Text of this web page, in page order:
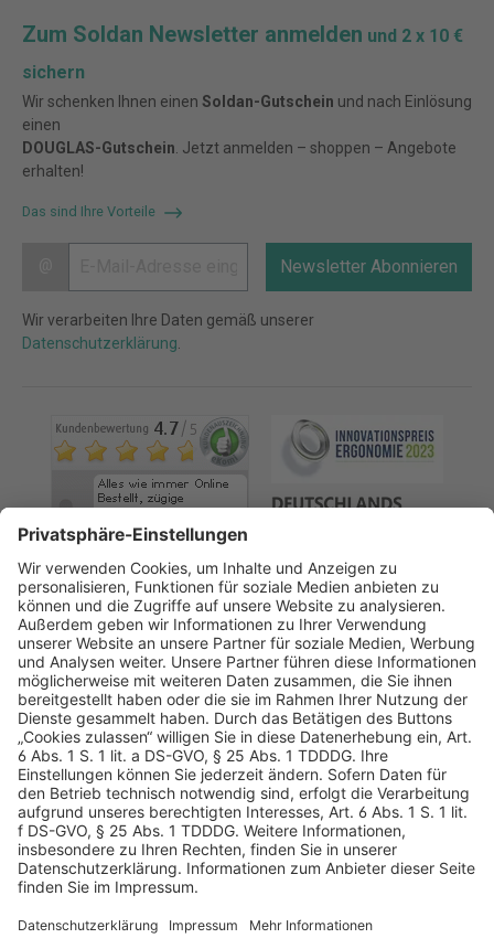
Zum Soldan Newsletter anmelden und 2 x 10 €
sichern
Wir schenken Ihnen einen Soldan-Gutschein und nach Einlösung
einen
DOUGLAS-Gutschein . Jetzt anmelden – shoppen – Angebote
erhalten!
Das sind Ihre Vorteile
Newsletter Abonnieren
Wir verarbeiten Ihre Daten gemäß unserer
Datenschutzerklärung
AGB Datenschutz
Impressum
Sicherheitshinweis
Compliance